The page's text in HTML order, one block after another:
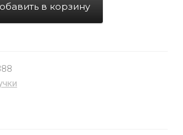
в корзину